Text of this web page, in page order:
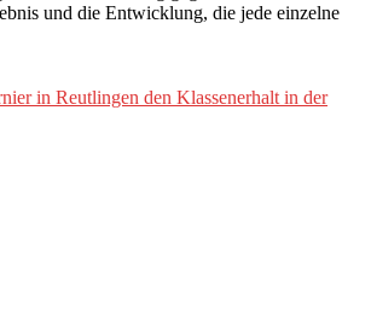
und die Entwicklung, die jede einzelne
in Reutlingen den Klassenerhalt in der